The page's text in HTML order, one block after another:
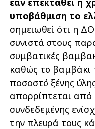
υποβάθμιση το
σημειωθεί ότι η
συνιστά στους
συμβατικές
καθώς το βαμβάκι
ποσοστό ξένης
απορρίπτεται από
συνδεδεμένης
την πλευρά τους